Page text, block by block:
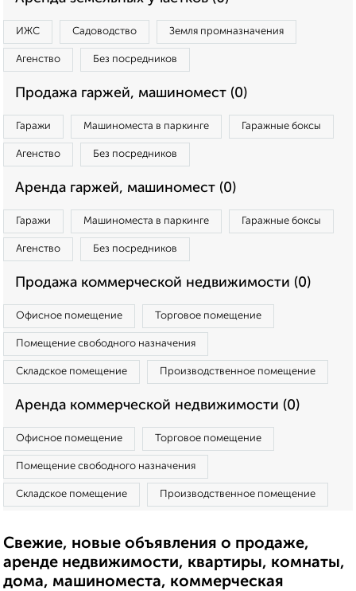
ИЖС Садоводство Земля промназначения
Агенство Без посредников
Продажа гаржей, машиномест (0)
Гаражи Машиноместа в паркинге Гаражные боксы
Агенство Без посредников
Аренда гаржей, машиномест (0)
Гаражи Машиноместа в паркинге Гаражные боксы
Агенство Без посредников
Продажа коммерческой недвижимости (0)
Офисное помещение Торговое помещение
Помещение свободного назначения
Складское помещение Производственное помещение
Аренда коммерческой недвижимости (0)
Офисное помещение Торговое помещение
Помещение свободного назначения
Складское помещение Производственное помещение
Свежие, новые объявления о продаже,
аренде недвижимости, квартиры, комнаты,
дома, машиноместа, коммерческая